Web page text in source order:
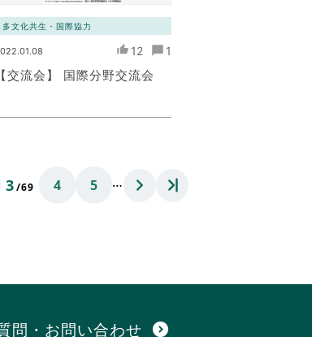
多文化共生・国際協力
12 1
【交流会】 国際分野交流会
3/69 4 5 …
問・お問い合わせ expand_circle_down